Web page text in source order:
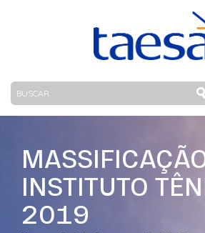
INSTITUTO
2019